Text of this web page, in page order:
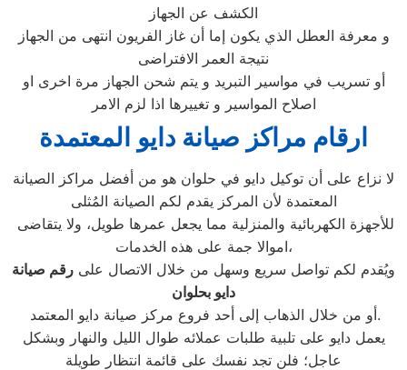
الكشف عن الجهاز
و معرفة العطل الذي يكون إما أن غاز الفريون انتهى من الجهاز
نتيجة العمر الافتراضى
أو تسريب في مواسير التبريد و يتم شحن الجهاز مرة اخرى او
اصلاح المواسير و تغييرها اذا لزم الامر
ارقام مراكز صيانة دايو المعتمدة
لا نزاع على أن توكيل دايو في حلوان هو من أفضل مراكز الصيانة
المعتمدة لأن المركز يقدم لكم الصيانة المُثلى
اموالا جمة على هذه الخدمات،
ويُقدم لكم تواصل سريع وسهل من خلال الاتصال على رقم صيانة
دايو بحلوان
أو من خلال الذهاب إلى أحد فروع مركز صيانة دايو المعتمد.
يعمل دايو على تلبية طلبات عملائه طوال الليل والنهار وبشكل
عاجل؛ فلن تجد نفسك على قائمة انتظار طويلة